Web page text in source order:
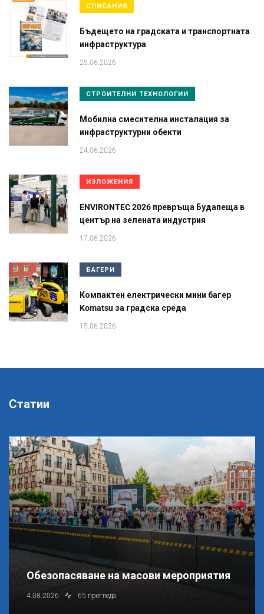
СПИСАНИЯ
Бъдещето на градската и транспортната
инфраструктура
25.06.2026
СТРОИТЕЛНИ ТЕХНОЛОГИИ
Мобилна смесителна инсталация за
инфраструктурни обекти
24.06.2026
ИЗЛОЖЕНИЯ
ENVIRONTEC 2026 превръща Будапеща в
център на зелената индустрия
17.06.2026
БАГЕРИ
Компактен електрически мини багер
Komatsu за градска среда
15.06.2026
Статии
Обезопасяване на масови мероприятия
4.08.2026 65 прегледа